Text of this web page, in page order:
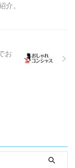
介。
お